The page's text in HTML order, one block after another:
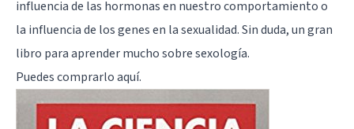
influencia de las hormonas en nuestro comportamiento o
la influencia de los genes en la sexualidad. Sin duda, un gran
libro para aprender mucho sobre sexología.
Puedes comprarloaquí.